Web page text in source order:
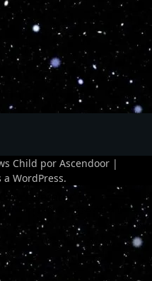
Child por Ascendoor |
a WordPress.
Accelerator
for people and search engines.